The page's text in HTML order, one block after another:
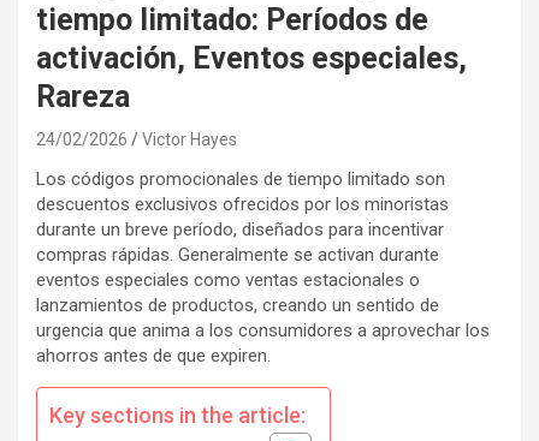
tiempo limitado: Períodos de
activación, Eventos especiales,
Rareza
24/02/2026 Victor Hayes
Los códigos promocionales de tiempo limitado son
descuentos exclusivos ofrecidos por los minoristas
durante un breve período, diseñados para incentivar
compras rápidas. Generalmente se activan durante
eventos especiales como ventas estacionales o
lanzamientos de productos, creando un sentido de
urgencia que anima a los consumidores a aprovechar los
ahorros antes de que expiren.
Key sections in the article: